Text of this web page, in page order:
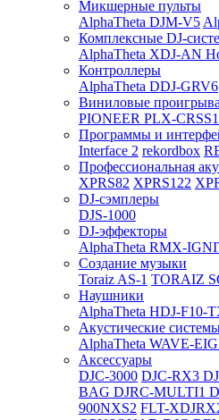
Микшерные пульты
AlphaTheta DJM-V5
Комплексные DJ-
AlphaTheta XDJ-AN
Контроллеры
AlphaTheta DDJ-GRV6
Виниловые
PIONEER PLX-
Программы и
Interface 2 rekordbox
Профессиональная
XPRS82 XPRS122
DJ-сэмплеры
DJS-1000
DJ-эффекторы
AlphaTheta RMX-
Создание музыки
Toraiz AS-1 TORAIZ
Наушники
AlphaTheta HDJ-F10-
Акустические
AlphaTheta WAVE-
Аксессуары
DJC-3000 DJC-RX3
BAG DJRC-MULTI1
900NXS2 FLT-